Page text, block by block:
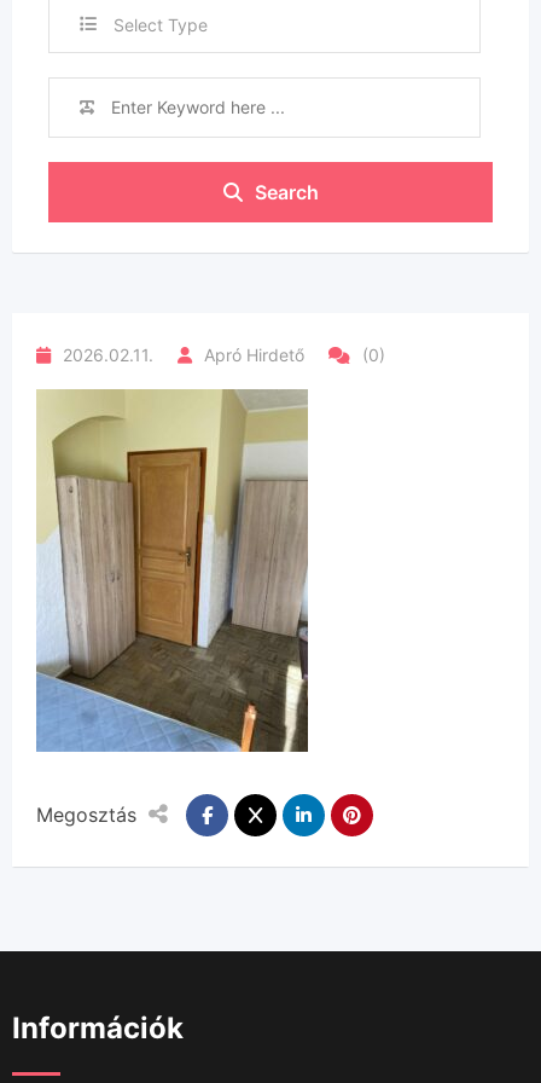
Select Type
Search
2026.02.11. Apró Hirdető (0)
Megosztás
Információk